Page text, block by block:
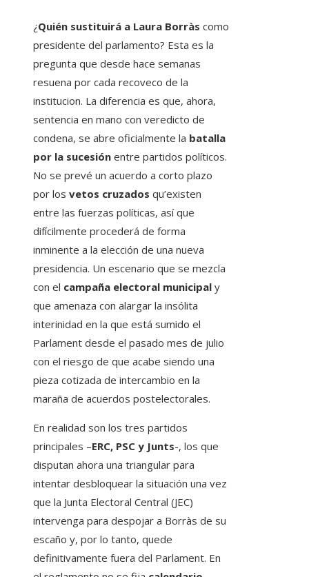
¿Quién sustituirá a Laura Borràs como
presidente del parlamento? Esta es la
pregunta que desde hace semanas
resuena por cada recoveco de la
institucion. La diferencia es que, ahora,
sentencia en mano con veredicto de
condena, se abre oficialmente la batalla
por la sucesión entre partidos políticos.
No se prevé un acuerdo a corto plazo
por los vetos cruzados qu’existen
entre las fuerzas políticas, así que
difícilmente procederá de forma
inminente a la elección de una nueva
presidencia. Un escenario que se mezcla
con el campaña electoral municipal y
que amenaza con alargar la insólita
interinidad en la que está sumido el
Parlament desde el pasado mes de julio
con el riesgo de que acabe siendo una
pieza cotizada de intercambio en la
maraña de acuerdos postelectorales.
En realidad son los tres partidos
principales –ERC, PSC y Junts-, los que
disputan ahora una triangular para
intentar desbloquear la situación una vez
que la Junta Electoral Central (JEC)
intervenga para despojar a Borràs de su
escaño y, por lo tanto, quede
definitivamente fuera del Parlament. En